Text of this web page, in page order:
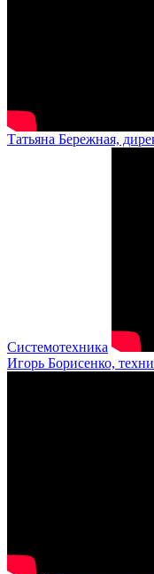
Татьяна Бережная,
Системотехника
Игорь Борисенко,